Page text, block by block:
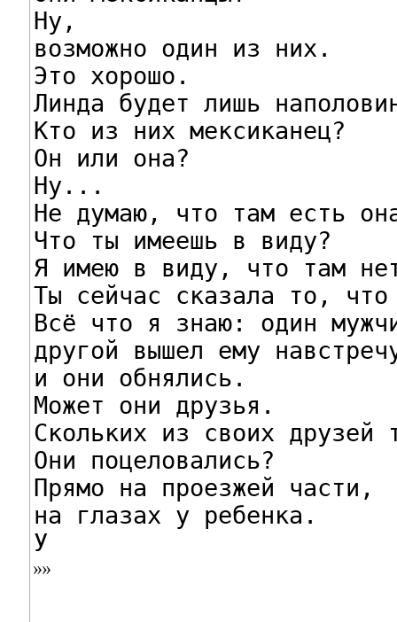
Ну,
возможно один из них.
Это хорошо.
Линда будет лишь
Кто из них мексиканец?
Он или она?
Ну...
Не думаю, что там есть
Что ты имеешь в виду?
Я имею в виду, что там
Ты сейчас сказала то, что
Всё что я знаю: один
другой вышел ему
и они обнялись.
Может они друзья.
Скольких из своих друзей
Они поцеловались?
Прямо на проезжей части,
на глазах у ребенка.
У